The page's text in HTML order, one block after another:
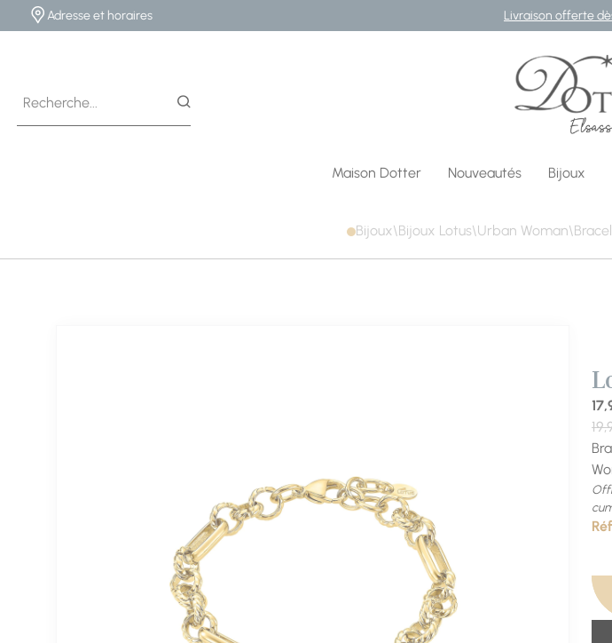
Adresse et horaires Livraison offerte
Bijouterie
Maison Dotter Nouveautés Bijoux
Bijoux\Bijoux Lotus\Urban Woman\